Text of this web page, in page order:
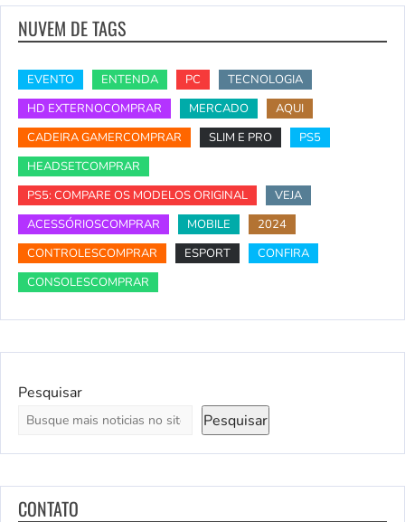
NUVEM DE TAGS
EVENTO ENTENDA PC
TECNOLOGIA
HD EXTERNOCOMPRAR
MERCADO
AQUI
CADEIRA GAMERCOMPRAR
SLIM E PRO
PS5
HEADSETCOMPRAR
PS5: COMPARE OS MODELOS ORIGINAL
VEJA
ACESSÓRIOSCOMPRAR
MOBILE
2024
CONTROLESCOMPRAR
ESPORT
CONFIRA
CONSOLESCOMPRAR
Pesquisar
Pesquisar
CONTATO